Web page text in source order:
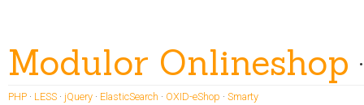
Modulor Onlineshop
PHP · LESS · jQuery · ElasticSearch · OXID-eShop · Smarty